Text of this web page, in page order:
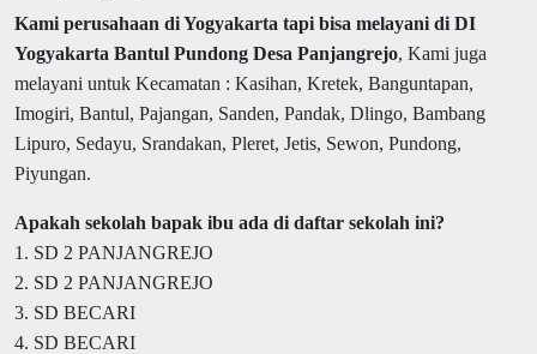
Kami perusahaan di Yogyakarta tapi bisa melayani di DI
Yogyakarta Bantul Pundong Desa Panjangrejo, Kami juga
melayani untuk Kecamatan : Kasihan, Kretek, Banguntapan,
Imogiri, Bantul, Pajangan, Sanden, Pandak, Dlingo, Bambang
Lipuro, Sedayu, Srandakan, Pleret, Jetis, Sewon, Pundong,
Piyungan.
Apakah sekolah bapak ibu ada di daftar sekolah ini?
1. SD 2 PANJANGREJO
2. SD 2 PANJANGREJO
3. SD BECARI
4. SD BECARI